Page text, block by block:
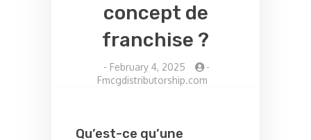
concept de
franchise ?
- February 4, 2025
-
Fmcgdistributorship.com
Qu’est-ce qu’une